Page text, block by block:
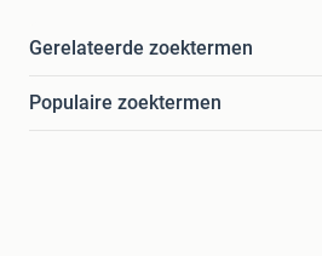
Gerelateerde zoektermen
Populaire zoektermen